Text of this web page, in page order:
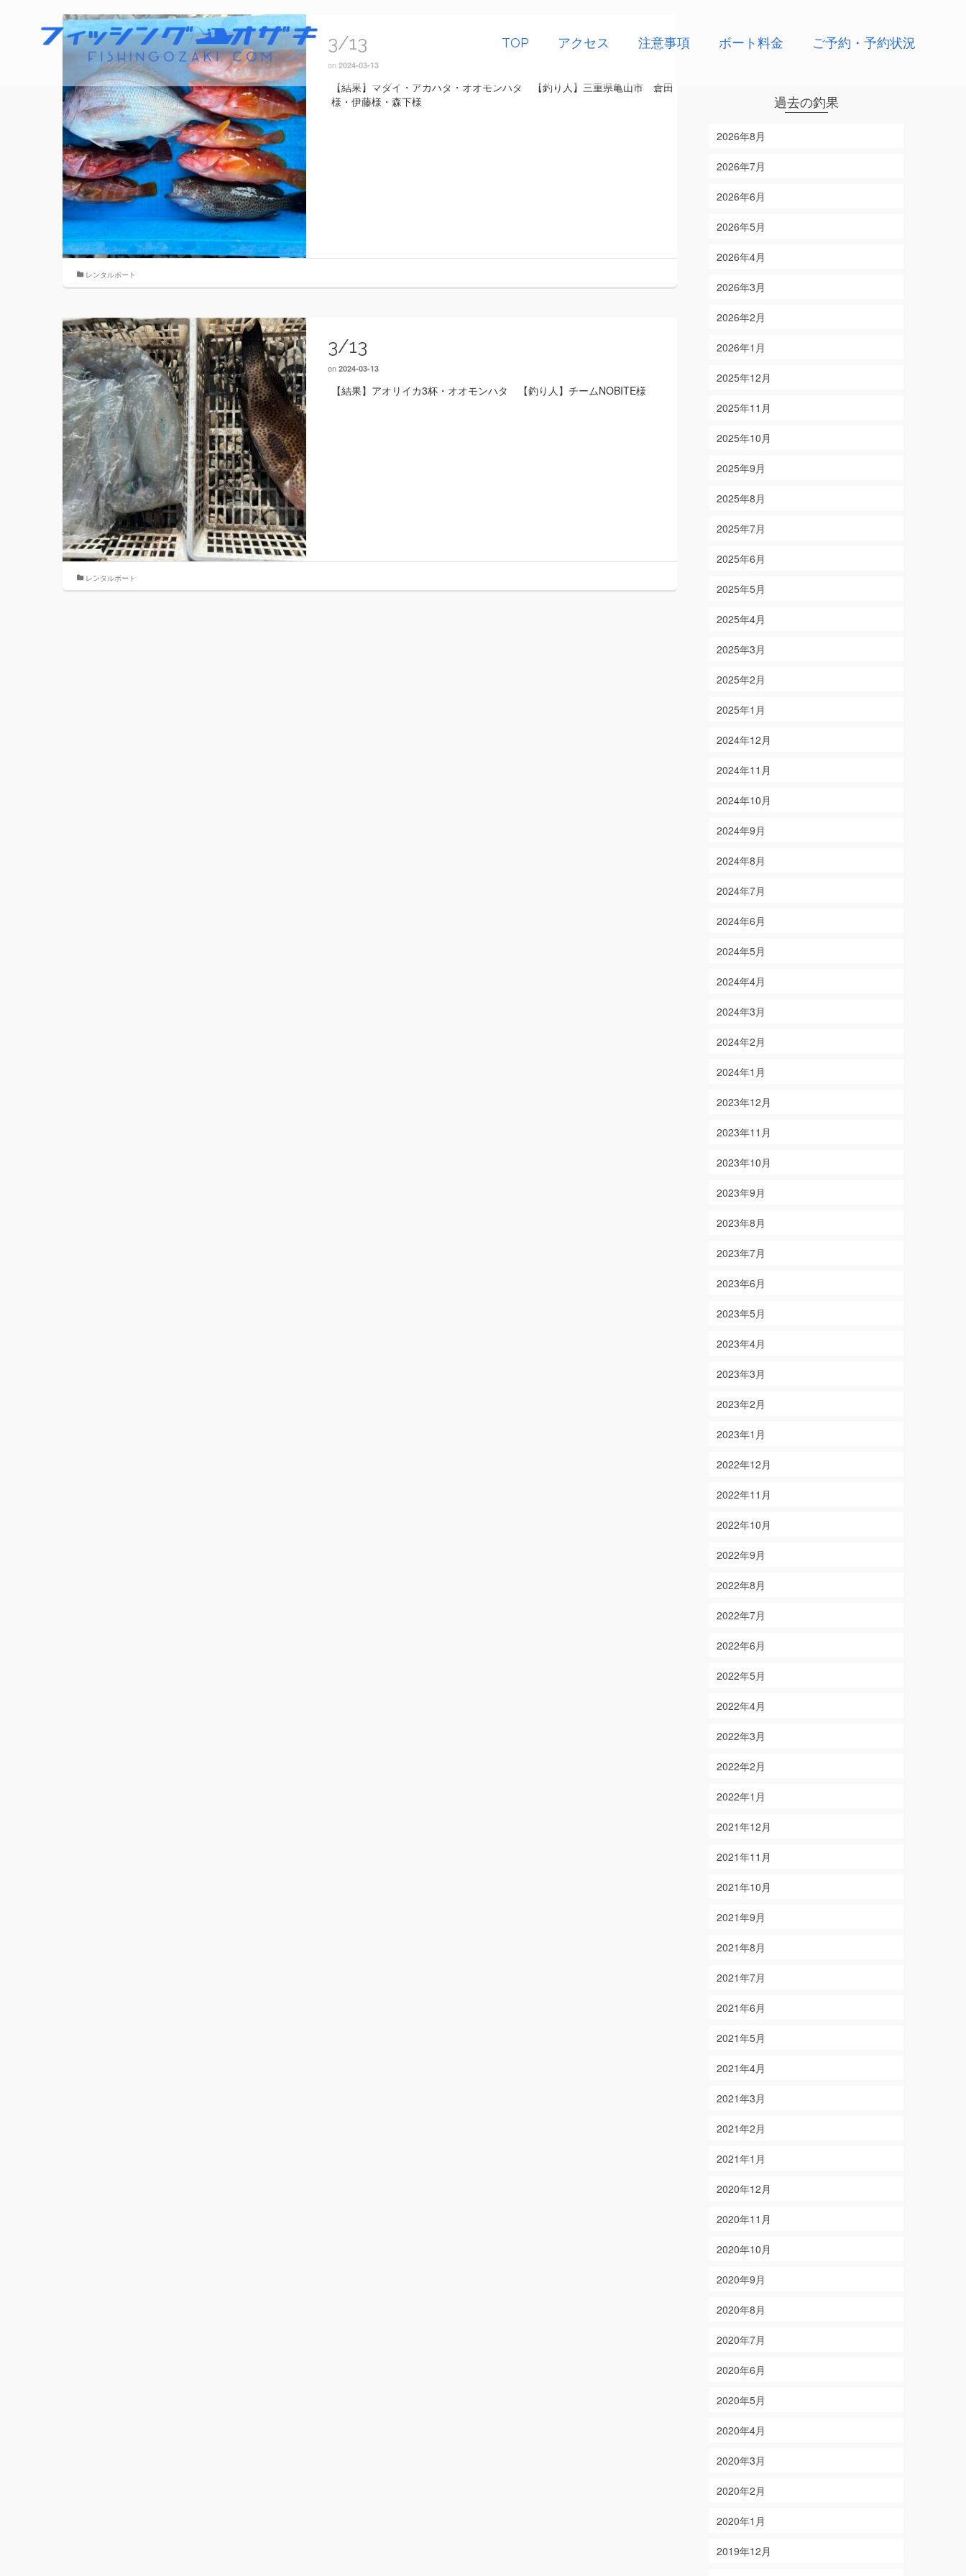
TOP アクセス 注意事項 ボート料金 ご予約・予約状況
3/13
on 2024-03-13
【結果】マダイ・アカハタ・オオモンハタ 【釣り人】三重県亀山市 倉田
様・伊藤様・森下様
レンタルボート
3/13
on 2024-03-13
【結果】アオリイカ3杯・オオモンハタ 【釣り人】チームNOBITE様
レンタルボート
過去の釣果
2026年8月
2026年7月
2026年6月
2026年5月
2026年4月
2026年3月
2026年2月
2026年1月
2025年12月
2025年11月
2025年10月
2025年9月
2025年8月
2025年7月
2025年6月
2025年5月
2025年4月
2025年3月
2025年2月
2025年1月
2024年12月
2024年11月
2024年10月
2024年9月
2024年8月
2024年7月
2024年6月
2024年5月
2024年4月
2024年3月
2024年2月
2024年1月
2023年12月
2023年11月
2023年10月
2023年9月
2023年8月
2023年7月
2023年6月
2023年5月
2023年4月
2023年3月
2023年2月
2023年1月
2022年12月
2022年11月
2022年10月
2022年9月
2022年8月
2022年7月
2022年6月
2022年5月
2022年4月
2022年3月
2022年2月
2022年1月
2021年12月
2021年11月
2021年10月
2021年9月
2021年8月
2021年7月
2021年6月
2021年5月
2021年4月
2021年3月
2021年2月
2021年1月
2020年12月
2020年11月
2020年10月
2020年9月
2020年8月
2020年7月
2020年6月
2020年5月
2020年4月
2020年3月
2020年2月
2020年1月
2019年12月